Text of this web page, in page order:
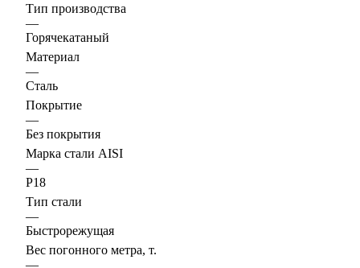
Тип производства
—
Горячекатаный
Материал
—
Сталь
Покрытие
—
Без покрытия
Марка стали AISI
—
Р18
Тип стали
—
Быстрорежущая
Вес погонного метра, т.
—